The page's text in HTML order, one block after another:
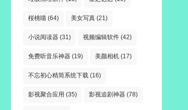
桜桃喵 (64) 美女写真 (21)
小说阅读器 (31) 视频编辑软件 (42)
免费听音乐神器 (19) 美颜相机 (17)
不忘初心精简系统下载 (16)
影视聚合应用 (35) 影视追剧神器 (78)